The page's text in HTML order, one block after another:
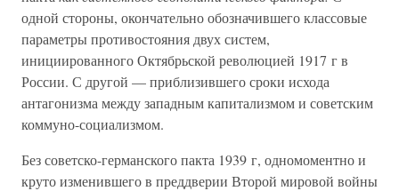
одной стороны, окончательно обозначившего классовые
параметры противостояния двух систем,
инициированного Октябрьской революцией 1917 г в
России. С другой — приблизившего сроки исхода
антагонизма между западным капитализмом и советским
коммуно-социализмом.
Без советско-германского пакта 1939 г, одномоментно и
круто изменившего в преддверии Второй мировой войны